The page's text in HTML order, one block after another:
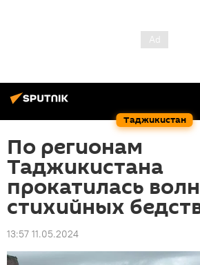
Таджикистан
По регионам
Таджикистана
прокатилась
стихийных
13:57 11.05.2024